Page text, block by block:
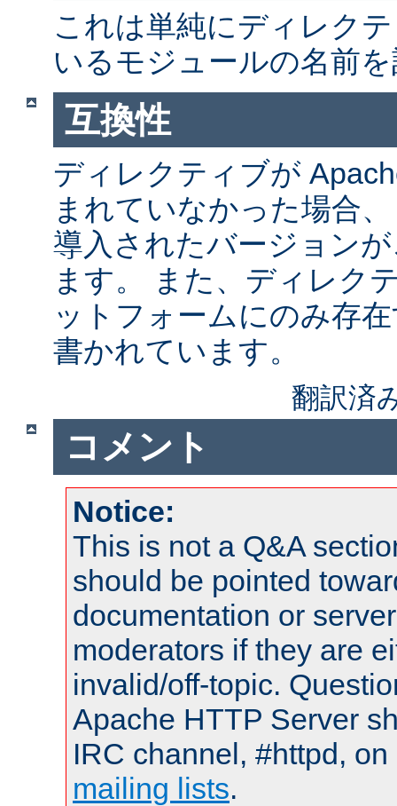
これは単純にディレク
いるモジュールの名前
互換性
ディレクティブが
まれていなかった場合
導入されたバージョン
ます。 また、ディレク
ットフォームにのみ存
書かれています。
翻訳済
コメント
Notice:
This is not a Q&A
should be pointed
documentation or
moderators if they are
invalid/off-topic.
Apache HTTP Server
IRC channel, #httpd,
mailing lists.